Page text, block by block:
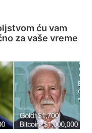
ću vam
za vaše vreme